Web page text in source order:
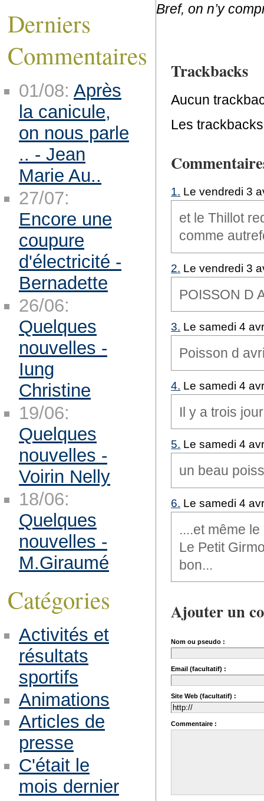
Bref, on n’y
Trackbacks
Aucun
Les
1. Le vendredi 3
et le Thillot
comme
2. Le vendredi 3
POISSON D
3. Le samedi 4
Poisson d
4. Le samedi 4
Il y a trois
5. Le samedi 4
un beau
6. Le samedi 4
....et même
Le Petit
bon...
Ajouter un
Nom ou pseudo :
Email (facultatif) :
Site Web (facultatif) :
Commentaire :
Derniers
Commentaires
01/08: Après
la canicule,
on nous parle
.. - Jean
Marie Au..
27/07:
Encore une
coupure
d'électricité -
Bernadette
26/06:
Quelques
nouvelles -
Iung
Christine
19/06:
Quelques
nouvelles -
Voirin Nelly
18/06:
Quelques
nouvelles -
M.Giraumé
Catégories
Activités et
résultats
sportifs
Animations
Articles de
presse
C'était le
mois dernier